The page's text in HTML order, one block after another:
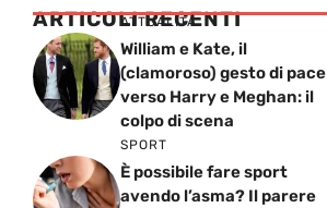
ARTICOLI RECENTI
ATTUALITÁ
William e Kate, il
(clamoroso) gesto di pace
verso Harry e Meghan: il
colpo di scena
SPORT
È possibile fare sport
avendo l’asma? Il parere